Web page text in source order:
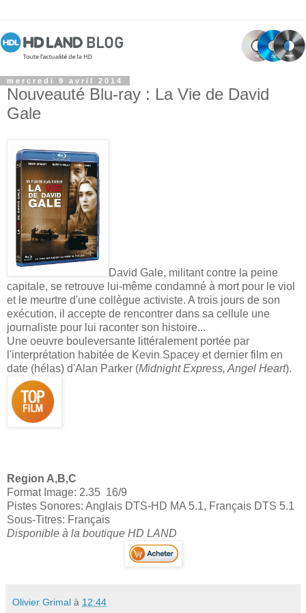
mercredi 9 avril 2014
Nouveauté Blu-ray : La Vie de David
Gale
David Gale, militant contre la peine
capitale, se retrouve lui-même condamné à mort pour le viol
et le meurtre d'une collègue activiste. A trois jours de son
exécution, il accepte de rencontrer dans sa cellule une
journaliste pour lui raconter son histoire...
Une oeuvre bouleversante littéralement portée par
l'interprétation habitée de Kevin Spacey et dernier film en
date (hélas) d'Alan Parker (Midnight Express, Angel Heart).
Region A,B,C
Format Image: 2.35 16/9
Pistes Sonores: Anglais DTS-HD MA 5.1, Français DTS 5.1
Sous-Titres: Français
Disponible à la boutique HD LAND
Olivier Grimal à 12:44